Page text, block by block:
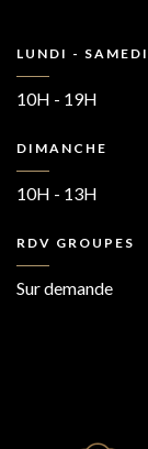
LUNDI - SAMEDI
10H - 19H
DIMANCHE
10H - 13H
RDV GROUPES
Sur demande